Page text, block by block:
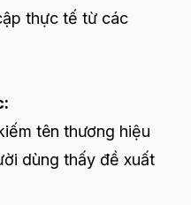
thực tế từ các
tên thương hiệu
dùng thấy đề xuất